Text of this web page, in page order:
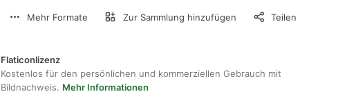
Mehr Formate Zur Sammlung hinzufügen Teilen
Flaticonlizenz
Kostenlos für den persönlichen und kommerziellen Gebrauch mit
Bildnachweis. Mehr Informationen